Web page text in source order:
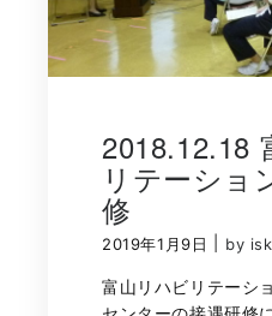
2018.12.18
リテーショ
修
2019年1月9日 by isk
富山リハビリテーシ